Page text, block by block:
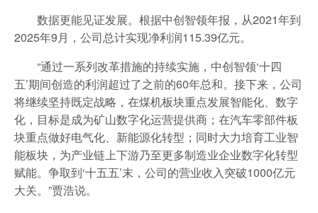
数据更能见证发展。根据中创智领年报，从2021年到
2025年9月，公司总计实现净利润115.39亿元。
“通过一系列改革措施的持续实施，中创智领‘十四
五’期间创造的利润超过了之前的60年总和。接下来，公司
将继续坚持既定战略，在煤机板块重点发展智能化、数字
化，目标是成为矿山数字化运营提供商；在汽车零部件板
块重点做好电气化、新能源化转型；同时大力培育工业智
能板块，为产业链上下游乃至更多制造业企业数字化转型
赋能。争取到‘十五五’末，公司的营业收入突破1000亿元
大关。”贾浩说。